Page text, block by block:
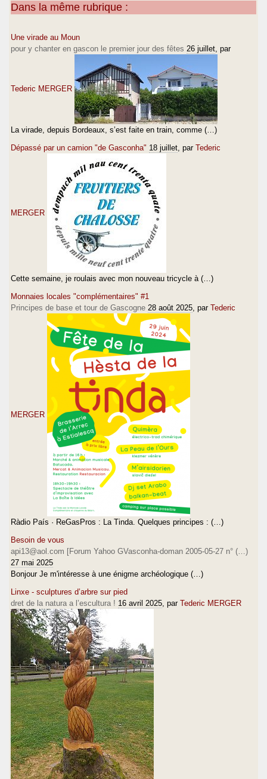
Dans la même rubrique :
Une virade au Moun
pour y chanter en gascon le premier jour des fêtes 26 juillet , par
Tederic MERGER
La virade, depuis Bordeaux, s’est faite en train, comme (…)
Dépassé par un camion "de Gasconha" 18 juillet , par Tederic
MERGER
Cette semaine, je roulais avec mon nouveau tricycle à (…)
Monnaies locales "complémentaires" #1
Principes de base et tour de Gascogne 28 août 2025 , par Tederic
MERGER
Ràdio País · ReGasPros : La Tinda. Quelques principes : (…)
Besoin de vous
api13@aol.com [Forum Yahoo GVasconha-doman 2005-05-27 n° (…)
27 mai 2025
Bonjour Je m'intéresse à une énigme archéologique (…)
Linxe - sculptures d’arbre sur pied
dret de la natura a l’escultura ! 16 avril 2025 , par Tederic MERGER